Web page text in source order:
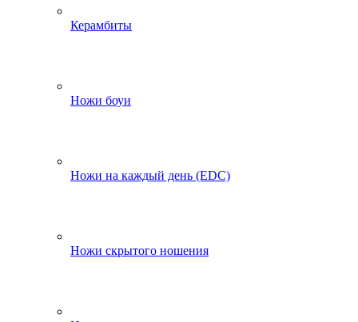
Керамбиты
Ножи боуи
Ножи на каждый день (EDC)
Ножи скрытого ношения